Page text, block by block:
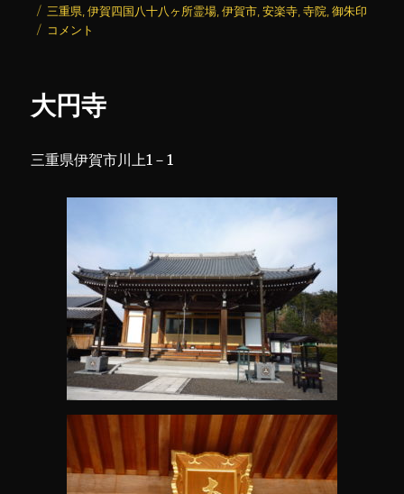
稿
日:
テ
タ
グ
三重県 ,伊賀四国八十八ヶ所霊場 ,伊賀市 ,安楽寺 ,寺院 ,御朱印
安
コメント
大円寺
三重県伊賀市川上1－1